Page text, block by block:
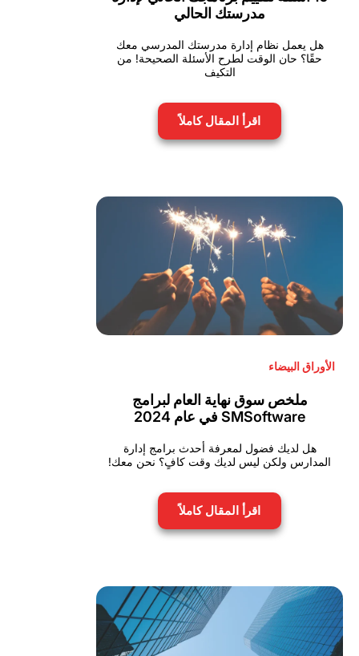
مدرستك الحالي
هل يعمل نظام إدارة مدرستك المدرسي معك
حقًا؟ حان الوقت لطرح الأسئلة الصحيحة! من
التكيف
اقرأ المقال كاملاً
الأوراق البيضاء
ملخص سوق نهاية العام لبرامج
SMSoftware في عام 2024
هل لديك فضول لمعرفة أحدث برامج إدارة
المدارس ولكن ليس لديك وقت كافٍ؟ نحن معك!
اقرأ المقال كاملاً